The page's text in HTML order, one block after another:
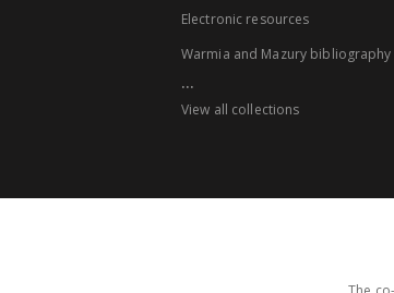
Electronic resources
Warmia and Mazury bibliography
...
View all collections